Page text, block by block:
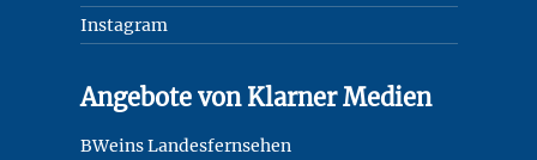
Instagram
Angebote von Klarner Medien
BWeins Landesfernsehen